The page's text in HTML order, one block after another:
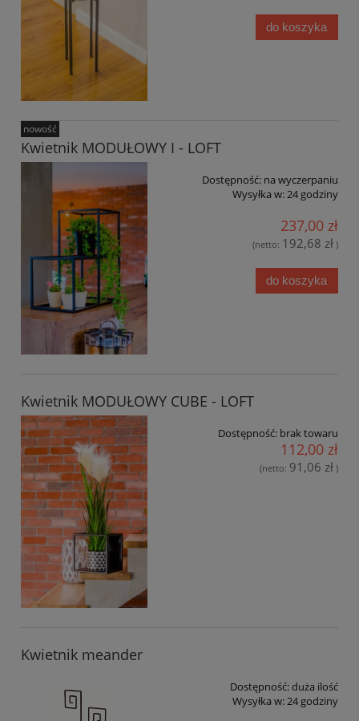
do koszyka
Kwietnik MODUŁOWY I - LOFT
Dostępność: na wyczerpaniu
Wysyłka w: 24 godziny
237,00 zł
(netto: 192,68 zł )
do koszyka
nowość
Kwietnik MODUŁOWY CUBE - LOFT
Dostępność: brak towaru
112,00 zł
(netto: 91,06 zł )
Kwietnik meander
Dostępność:duża ilość
Wysyłka w:24 godziny